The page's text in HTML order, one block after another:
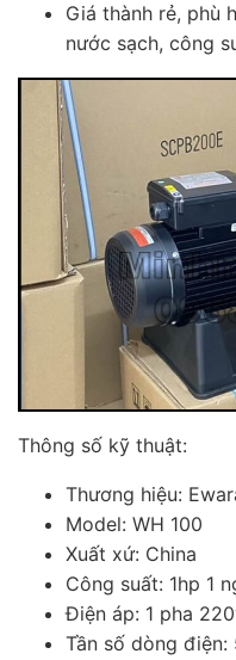
Giá thành rẻ, phù
nước sạch, công
Thông số kỹ thuật:
Thương hiệu:
Model: WH 100
Xuất xứ: China
Công suất: 1hp 1
Điện áp: 1 pha
Tần số dòng điện: